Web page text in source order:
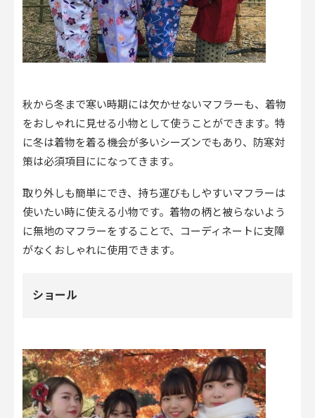
秋から冬まで寒い時期には欠かせないマフラーも、着物
をおしゃれに見せる小物として使うことができます。特
に冬は着物を着る機会が多いシーズンでもあり、防寒対
策は必須項目にになってきます。
取り外しも簡単にでき、持ち運びもしやすいマフラーは
使いたい時に使える小物です。着物の柄と被らないよう
に無地のマフラーをすることで、コーディネートに支障
がなくおしゃれに使用できます。
ショール